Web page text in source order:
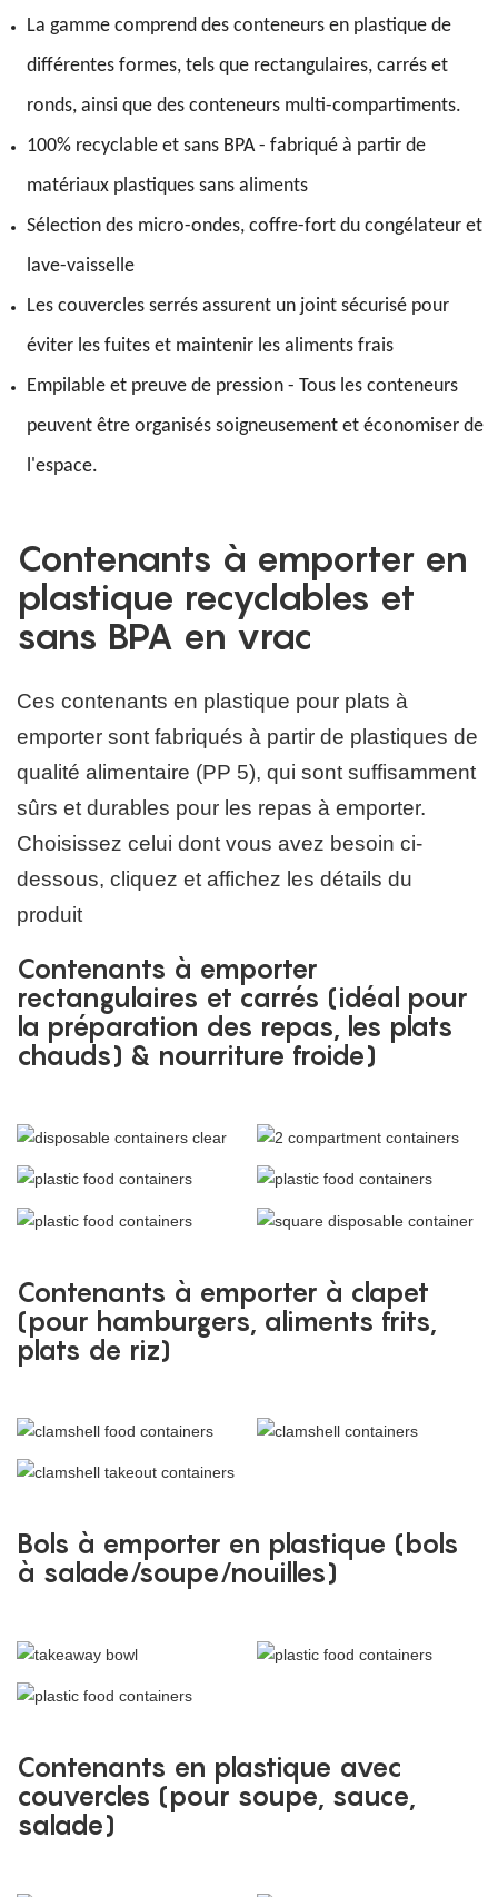
La gamme comprend des conteneurs en plastique de
différentes formes, tels que rectangulaires, carrés et
ronds, ainsi que des conteneurs multi-compartiments.
100% recyclable et sans BPA - fabriqué à partir de
matériaux plastiques sans aliments
Sélection des micro-ondes, coffre-fort du congélateur et
lave-vaisselle
Les couvercles serrés assurent un joint sécurisé pour
éviter les fuites et maintenir les aliments frais
Empilable et preuve de pression - Tous les conteneurs
peuvent être organisés soigneusement et économiser de
l'espace.
Contenants à emporter en
plastique recyclables et
sans BPA en vrac
Ces contenants en plastique pour plats à
emporter sont fabriqués à partir de plastiques de
qualité alimentaire (PP 5), qui sont suffisamment
sûrs et durables pour les repas à emporter.
Choisissez celui dont vous avez besoin ci-
dessous, cliquez et affichez les détails du
produit
Contenants à emporter
rectangulaires et carrés (idéal pour
la préparation des repas, les plats
chauds) & nourriture froide)
Contenants à emporter à clapet
(pour hamburgers, aliments frits,
plats de riz)
Bols à emporter en plastique (bols
à salade/soupe/nouilles)
Contenants en plastique avec
couvercles (pour soupe, sauce,
salade)